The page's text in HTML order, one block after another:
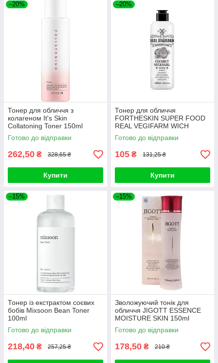
–20%
Тонер для обличчя з
колагеном It's Skin
Collatoning Toner 150ml
Готово до відправки
262,50 ₴ 328,65 ₴
Купити
–20%
Тонер для обличчя
FORTHESKIN SUPER FOOD
REAL VEGIFARM WICH
HAZEL TONER-Coconut
280ml
Готово до відправки
105 ₴ 131,25 ₴
Купити
–15%
Тонер із екстрактом соєвих
бобів Mixsoon Bean Toner
100ml
Готово до відправки
218,40 ₴ 257,25 ₴
–15%
Зволожуючий тонік для
обличчя JIGOTT ESSENCE
MOISTURE SKIN 150ml
Готово до відправки
178,50 ₴ 210 ₴